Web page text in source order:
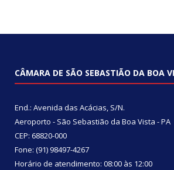
CÂMARA DE SÃO SEBASTIÃO DA BOA
End.: Avenida das Acácias, S/N.
Aeroporto - São Sebastião da Boa Vista - PA
CEP: 68820-000
Fone: (91) 98497-4267
Horário de atendimento: 08:00 às 12:00